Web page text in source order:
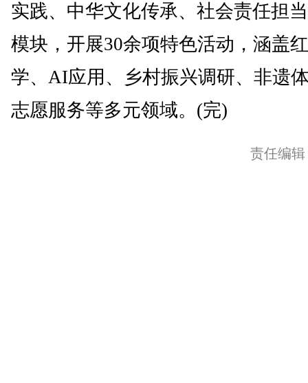
实践、中华文化传承、社会责任担
模块，开展30余项特色活动，涵盖
学、AI应用、乡村振兴调研、非遗
志愿服务等多元领域。(完)
责任编